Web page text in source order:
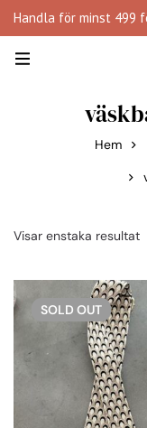
Handla för minst 499
Hem
Visar enstaka resultat
SOLD OUT